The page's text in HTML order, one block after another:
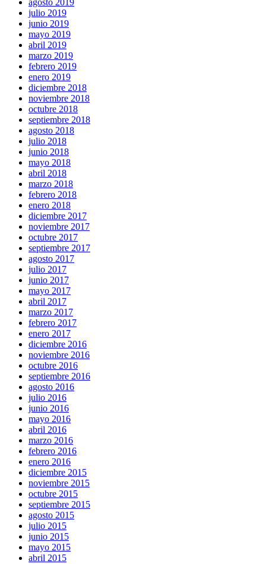
agosto 2019
julio 2019
junio 2019
mayo 2019
abril 2019
marzo 2019
febrero 2019
enero 2019
diciembre 2018
noviembre 2018
octubre 2018
septiembre 2018
agosto 2018
julio 2018
junio 2018
mayo 2018
abril 2018
marzo 2018
febrero 2018
enero 2018
diciembre 2017
noviembre 2017
octubre 2017
septiembre 2017
agosto 2017
julio 2017
junio 2017
mayo 2017
abril 2017
marzo 2017
febrero 2017
enero 2017
diciembre 2016
noviembre 2016
octubre 2016
septiembre 2016
agosto 2016
julio 2016
junio 2016
mayo 2016
abril 2016
marzo 2016
febrero 2016
enero 2016
diciembre 2015
noviembre 2015
octubre 2015
septiembre 2015
agosto 2015
julio 2015
junio 2015
mayo 2015
abril 2015